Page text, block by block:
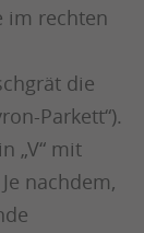
im rechten
die
Parkett“).
„V“ mit
nachdem,